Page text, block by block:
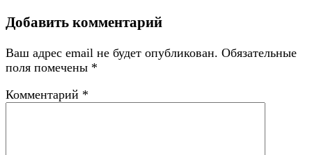
Добавить комментарий
Ваш адрес email не будет опубликован. Обязательные
поля помечены *
Комментарий *